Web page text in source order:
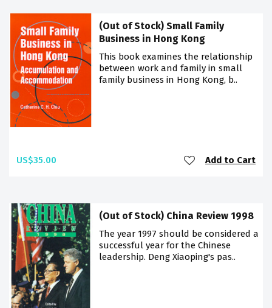
(Out of Stock) Small Family
Business in Hong Kong
This book examines the relationship
between work and family in small
family business in Hong Kong, b..
US$35.00 Add to Cart
(Out of Stock) China Review 1998
The year 1997 should be considered a
successful year for the Chinese
leadership. Deng Xiaoping's pas..